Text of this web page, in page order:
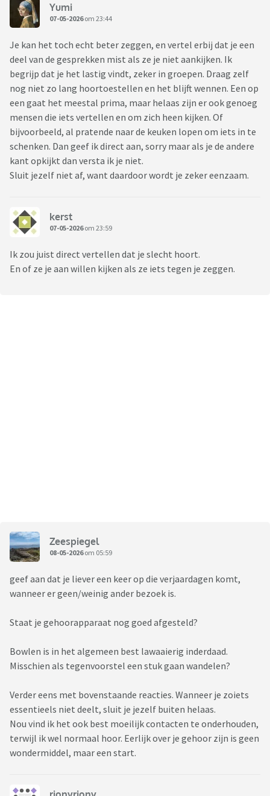
Yumi
07-05-2026om 23:44
Je kan het toch echt beter zeggen, en vertel erbij dat je een
deel van de gesprekken mist als ze je niet aankijken. Ik
begrijp dat je het lastig vindt, zeker in groepen. Draag zelf
nog niet zo lang hoortoestellen en het blijft wennen. Een op
een gaat het meestal prima, maar helaas zijn er ook genoeg
mensen die iets vertellen en om zich heen kijken. Of
bijvoorbeeld, al pratende naar de keuken lopen om iets in te
schenken. Dan geef ik direct aan, sorry maar als je de andere
kant opkijkt dan versta ik je niet.
Sluit jezelf niet af, want daardoor wordt je zeker eenzaam.
kerst
07-05-2026om 23:59
Ik zou juist direct vertellen dat je slecht hoort.
En of ze je aan willen kijken als ze iets tegen je zeggen.
Zeespiegel
08-05-2026om 05:59
geef aan dat je liever een keer op die verjaardagen komt,
wanneer er geen/weinig ander bezoek is.
Staat je gehoorapparaat nog goed afgesteld?
Bowlen is in het algemeen best lawaaierig inderdaad.
Misschien als tegenvoorstel een stuk gaan wandelen?
Verder eens met bovenstaande reacties. Wanneer je zoiets
essentieels niet deelt, sluit je jezelf buiten helaas.
Nou vind ik het ook best moeilijk contacten te onderhouden,
terwijl ik wel normaal hoor. Eerlijk over je gehoor zijn is geen
wondermiddel, maar een start.